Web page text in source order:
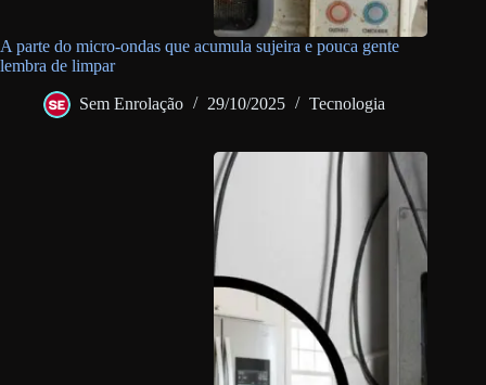
A parte do micro-ondas que acumula sujeira e pouca gente
lembra de limpar
Sem Enrolação 29/10/2025 Tecnologia